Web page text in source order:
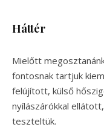
Háttér
Mielőtt
fontosnak tartjuk
felújított, külső
nyílászárókkal
teszteltük.